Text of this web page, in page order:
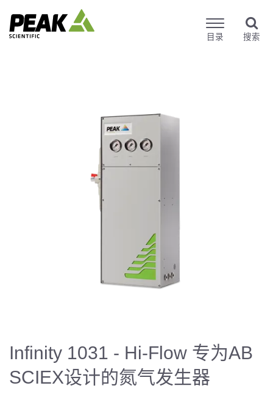
目录 搜索
Infinity 1031 - Hi-Flow 专为AB
SCIEX设计的氮气发生器